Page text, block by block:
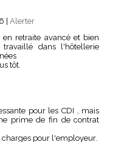
Alerter
retraite avancé et bien
dans l'hôtellerie
tôt.
pour les CDI , mais
prime de fin de contrat
charges pour l'employeur.